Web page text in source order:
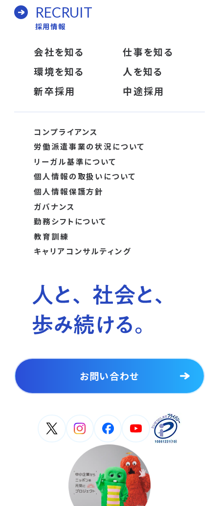
RECRUIT
採用情報
会社を知る
仕事を知る
環境を知る
人を知る
新卒採用
中途採用
コンプライアンス
労働派遣事業の状況について
リーガル基準について
個人情報の取扱いについて
個人情報保護方針
ガバナンス
勤務シフトについて
教育訓練
キャリアコンサルティング
お問い合わせ